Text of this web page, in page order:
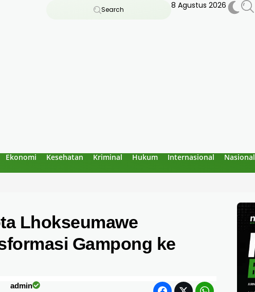
Search 8 Agustus 2026
Ekonomi Kesehatan Kriminal Hukum Internasional Nasional
Lhokseumawe
Gampong ke
admin